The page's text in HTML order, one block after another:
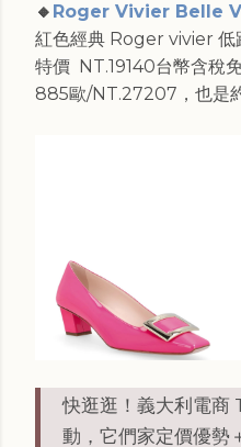
🔸 Roger Vivier Belle
紅色經典 Roger vivier 低
特價 NT.19140台幣含稅免
885歐/NT.27207，也是
快逛逛！義大利電
動，它們家定價優勢